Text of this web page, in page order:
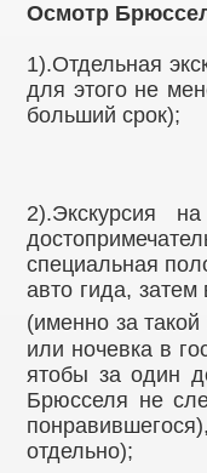
Осмотр
1).Отдельная
для этого не
больший срок);
2).Экскурсия
специальная
авто гида,
(именно за
или ночевка в
ятобы за один
Брюсселя не
отдельно);